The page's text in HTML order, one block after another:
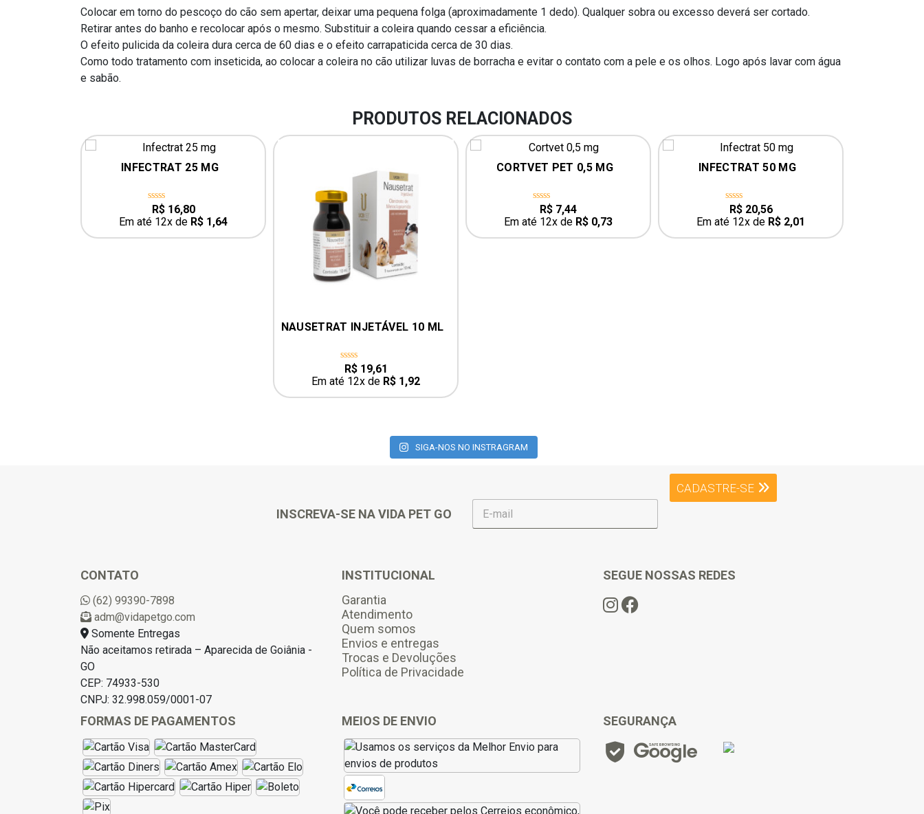
Colocar em torno do pescoço do cão sem apertar, deixar uma pequena folga (aproximadamente 1 dedo). Qualquer sobra ou excesso deverá ser cortado.
Retirar antes do banho e recolocar após o mesmo. Substituir a coleira quando cessar a eficiência.
O efeito pulicida da coleira dura cerca de 60 dias e o efeito carrapaticida cerca de 30 dias.
Como todo tratamento com inseticida, ao colocar a coleira no cão utilizar luvas de borracha e evitar o contato com a pele e os olhos. Logo após lavar com água
e sabão.
PRODUTOS RELACIONADOS
INFECTRAT 25 MG
out
of
5
R$16,80
Em até 12x de R$ 1,64
NAUSETRAT INJETÁVEL 10 ML
out
of
5
R$19,61
Em até 12x de R$ 1,92
CORTVET PET 0,5 MG
out
of
5
R$ 7,44
Em até 12x de R$ 0,73
INFECTRAT 50 MG
out
of
5
R$20,56
Em até 12x de R$ 2,01
SIGA-NOS NO INSTRAGRAM
INSCREVA-SE NA VIDA PET GO
E
m
CADASTRE-SE
CONTATO
(62) 99390-7898
adm@vidapetgo.com
Somente Entregas
Não aceitamos retirada – Aparecida de Goiânia -
GO
CEP: 74933-530
CNPJ: 32.998.059/0001-07
INSTITUCIONAL
Garantia
Atendimento
Quem somos
Envios e entregas
Trocas e Devoluções
Política de Privacidade
SEGUE NOSSAS REDES
FORMAS DE PAGAMENTOS MEIOS DE ENVIO SEGURANÇA